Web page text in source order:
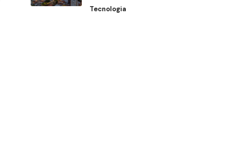
Tecnologia